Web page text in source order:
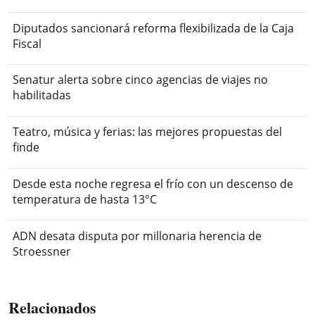
Diputados sancionará reforma flexibilizada de la Caja
Fiscal
Senatur alerta sobre cinco agencias de viajes no
habilitadas
Teatro, música y ferias: las mejores propuestas del
finde
Desde esta noche regresa el frío con un descenso de
temperatura de hasta 13°C
ADN desata disputa por millonaria herencia de
Stroessner
Relacionados